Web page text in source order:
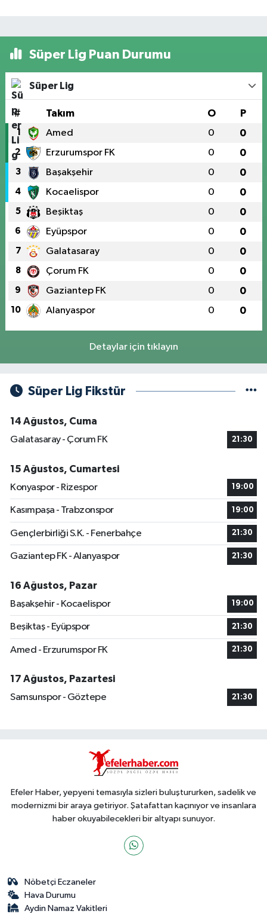
Süper Lig Puan Durumu
Süper Lig
# Takım O P
1 Amed 0 0
2 Erzurumspor FK 0 0
3 Başakşehir 0 0
4 Kocaelispor 0 0
5 Beşiktaş 0 0
6 Eyüpspor 0 0
7 Galatasaray 0 0
8 Çorum FK 0 0
9 Gaziantep FK 0 0
10 Alanyaspor 0 0
Detaylar için tıklayın
Süper Lig Fikstür
14 Ağustos, Cuma
Galatasaray - Çorum FK
21:30
15 Ağustos, Cumartesi
Konyaspor - Rizespor
19:00
Kasımpaşa - Trabzonspor 19:00
Gençlerbirliği S.K. - Fenerbahçe 21:30
Gaziantep FK - Alanyaspor 21:30
16 Ağustos, Pazar
Başakşehir - Kocaelispor
19:00
Beşiktaş - Eyüpspor 21:30
Amed - Erzurumspor FK 21:30
17 Ağustos, Pazartesi
Samsunspor - Göztepe
21:30
Efeler Haber, yepyeni temasıyla sizleri buluştururken, sadelik ve
modernizmi bir araya getiriyor. Şatafattan kaçınıyor ve insanlara
haber okuyabilecekleri bir altyapı sunuyor.
Nöbetçi Eczaneler
Hava Durumu
Aydin Namaz Vakitleri